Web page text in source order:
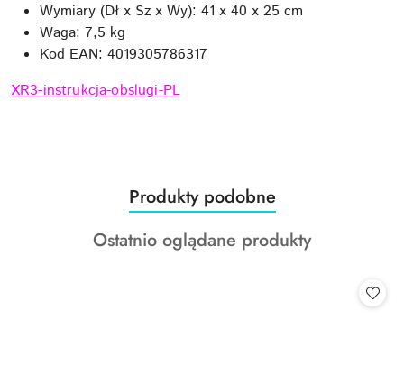
Wymiary (Dł x Sz x Wy): 41 x 40 x 25 cm
Waga: 7,5 kg
Kod EAN: 4019305786317
XR3-instrukcja-obslugi-PL
Pomiń karuzelę produktów
Produkty
o
statusie:
Produkty podobne
Produkty
Ostatnio oglądane produkty